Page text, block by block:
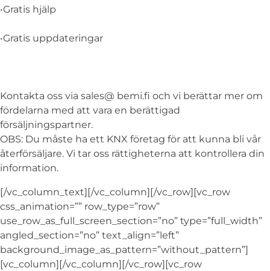
•Gratis hjälp
•Gratis uppdateringar
Kontakta oss via sales@ bemi.fi och vi berättar mer om
fördelarna med att vara en berättigad
försäljningspartner.
OBS: Du måste ha ett KNX företag för att kunna bli vår
återförsäljare. Vi tar oss rättigheterna att kontrollera din
information.
[/vc_column_text][/vc_column][/vc_row][vc_row
css_animation=”” row_type=”row”
use_row_as_full_screen_section=”no” type=”full_width”
angled_section=”no” text_align=”left”
background_image_as_pattern=”without_pattern”]
[vc_column][/vc_column][/vc_row][vc_row